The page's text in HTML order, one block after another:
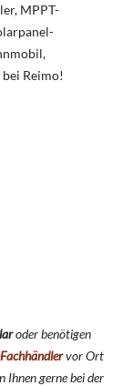
MPPT-
Reimo!
oder benötigen
vor Ort
Ihnen gerne bei der